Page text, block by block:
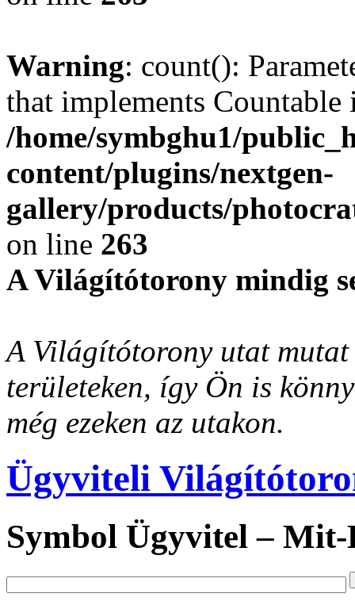
Warning: count():
that implements Countable
/home/symbghu1/
content/plugins/nextgen-
gallery/products/
on line 263
A Világítótorony mindig
A Világítótorony utat
területeken, így Ön is
még ezeken az utakon.
Ügyviteli
Symbol Ügyvitel – Mit-